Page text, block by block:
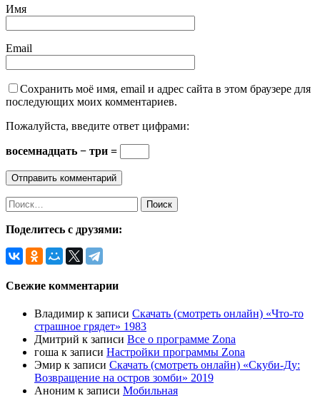
Имя
Email
Сохранить моё имя, email и адрес сайта в этом браузере для
последующих моих комментариев.
Пожалуйста, введите ответ цифрами:
восемнадцать − три =
Найти:
Поделитесь с друзями:
Свежие комментарии
Владимир к записи Скачать (смотреть онлайн) «Что-то
страшное грядет» 1983
Дмитрий к записи Все о программе Zona
гоша к записи Настройки программы Zona
Эмир к записи Скачать (смотреть онлайн) «Скуби-Ду:
Возвращение на остров зомби» 2019
Аноним к записи Мобильная